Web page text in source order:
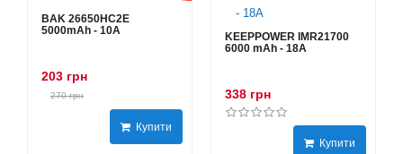
BAK 26650HC2E
5000mAh - 10А
203 грн
270 грн
Купити
KEEPPOWER IMR21700
6000 mAh - 18А
338 грн
Купити